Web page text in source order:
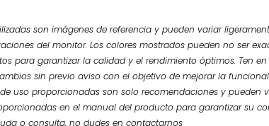
son imágenes de referencia y pueden variar
del monitor. Los colores mostrados pueden no ser
para garantizar la calidad y el rendimiento óptimos. Ten
sin previo aviso con el objetivo de mejorar la
uso proporcionadas son solo recomendaciones y
en el manual del producto para garantizar su
o consulta, no dudes en contactarnos